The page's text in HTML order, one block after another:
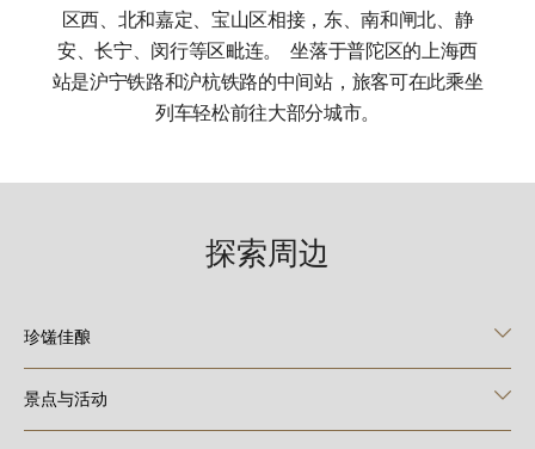
区西、北和嘉定、宝山区相接，东、南和闸北、静
安、长宁、闵行等区毗连。 坐落于普陀区的上海西
站是沪宁铁路和沪杭铁路的中间站，旅客可在此乘坐
列车轻松前往大部分城市。
探索周边
珍馐佳酿
景点与活动